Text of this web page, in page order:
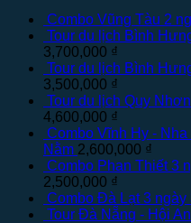
Combo Vũng Tàu 2
Tour du lịch Bình
3,700,000 ₫
Tour du lịch Bình
3,500,000 ₫
Tour du lịch Quy
4,600,000 ₫
Combo Vĩnh Hy -
Nằm 2,600,000 ₫
Combo Phan Thiết 3
2,500,000 ₫
Combo Đà Lạt 3
Tour Đà Nẵng - Hội